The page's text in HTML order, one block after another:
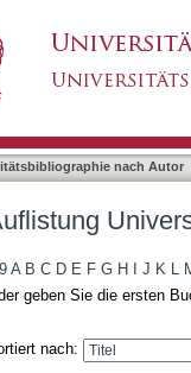
nach Autor
A B C D E F G H J K L
geben Sie die ersten
nach: